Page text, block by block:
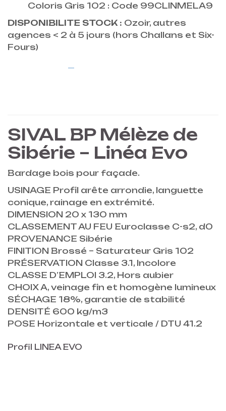
Coloris Gris 102 : Code 99CLINMELA9
DISPONIBILITE STOCK : Ozoir, autres
agences < 2 à 5 jours (hors Challans et Six-
Fours)
SIVAL BP Mélèze de
Sibérie – Linéa Evo
Bardage bois pour façade.
USINAGE Profil arête arrondie, languette
conique, rainage en extrémité.
DIMENSION 20 x 130 mm
CLASSEMENT AU FEU Euroclasse C-s2, d0
PROVENANCE Sibérie
FINITION Brossé – Saturateur Gris 102
PRÉSERVATION Classe 3.1, Incolore
CLASSE D’EMPLOI 3.2, Hors aubier
CHOIX A, veinage fin et homogène lumineux
SÉCHAGE 18%, garantie de stabilité
DENSITÉ 600 kg/m3
POSE Horizontale et verticale / DTU 41.2
Profil LINEA EVO